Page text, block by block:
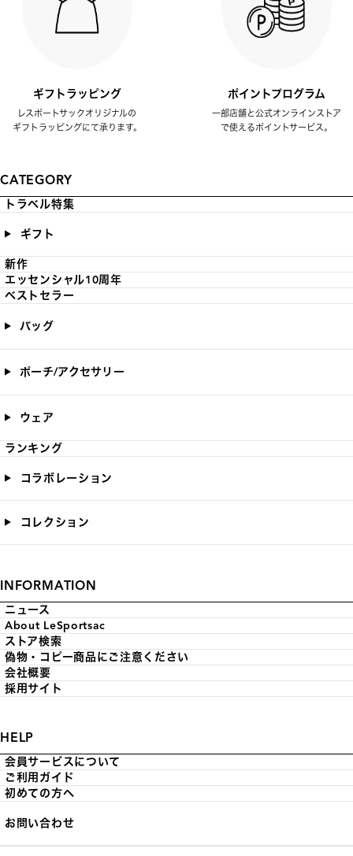
ギフトラッピング
レスポートサックオリジナルの
ギフトラッピングにて承ります。
ポイントプログラム
一部店舗と公式オンラインストア
で使えるポイントサービス。
CATEGORY
トラベル特集
ギフト
新作
エッセンシャル10周年
ベストセラー
バッグ
ポーチ/アクセサリー
ウェア
ランキング
コラボレーション
コレクション
INFORMATION
ニュース
About LeSportsac
ストア検索
偽物・コピー商品にご注意ください
会社概要
採用サイト
HELP
会員サービスについて
ご利用ガイド
初めての方へ
お問い合わせ